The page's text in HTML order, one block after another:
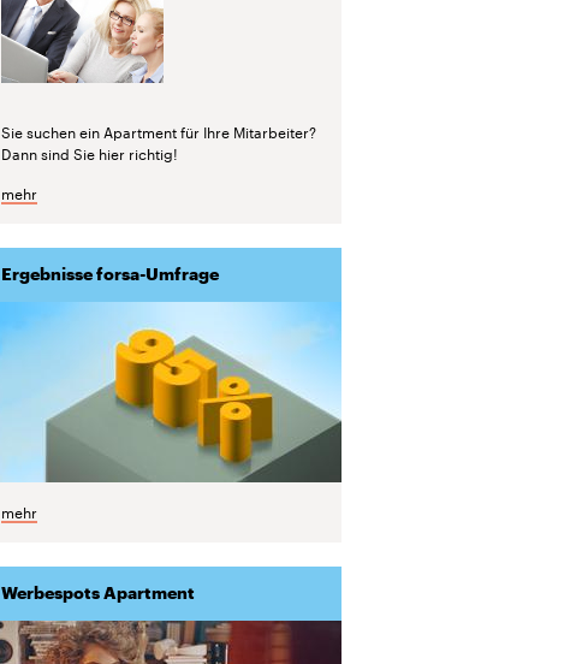
Sie suchen ein Apartment für Ihre Mitarbeiter?
Dann sind Sie hier richtig!
mehr
Ergebnisse forsa-Umfrage
mehr
Werbespots Apartment